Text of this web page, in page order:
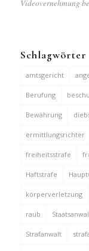
Videovernehmung
Schlagwörter
amtsgericht
Berufung
Bewährung
ermittlungsrichter
freiheitsstrafe
Haftstrafe
körperverletzung
raub
Strafanwalt